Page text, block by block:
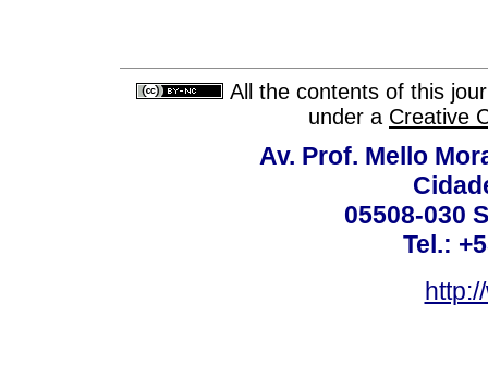
All the contents of this
under a Creative
Av. Prof. Mello
05508-030
Tel.: